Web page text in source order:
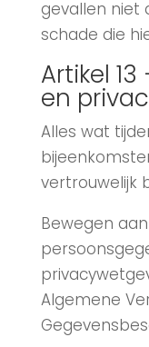
gevallen niet
schade die
Artikel
en
Alles wat
vertrouwelijk
Bewegen
Algemene